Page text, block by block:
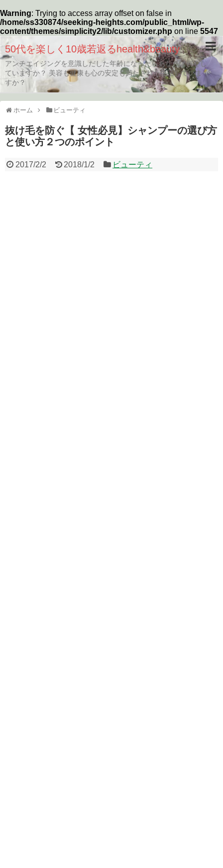
Warning: Trying to access array offset on false in
/home/ss330874/seeking-heights.com/public_html/wp-
content/themes/simplicity2/lib/customizer.php on line 5547
50代を楽しく10歳若返るhealth&beauty
アンチエイジングを意識しだした年齢になったらあなたは何をし
ていますか？ 美容も健康も心の安定も満たされた生活していま
すか？
ホーム ビューティ
抜け毛を防ぐ【 女性必見】シャンプーの選び方
と使い方２つのポイント
2017/2/2 2018/1/2 ビューティ